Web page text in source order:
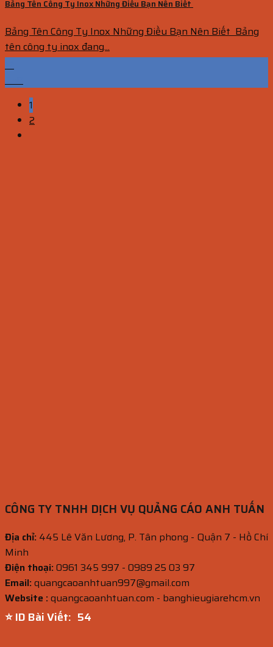
Bảng Tên Công Ty Inox Những Điều Bạn Nên Biết
Bảng Tên Công Ty Inox Những Điều Bạn Nên Biết Bảng
tên công ty inox đang...
1
2
CÔNG TY TNHH DỊCH VỤ QUẢNG CÁO ANH TUẤN
Địa chỉ: 445 Lê Văn Lương, P. Tân phong - Quận 7 - Hồ Chí
Minh
Điện thoại:0961 345 997 - 0989 25 03 97
Email:quangcaoanhtuan997@gmail.com
Website :quangcaoanhtuan.com - banghieugiarehcm.vn
⭐ ID Bài Viết: 52